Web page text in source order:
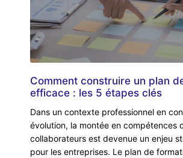
Comment construire un plan
efficace : les 5 étapes clés
Dans un contexte professionnel en
évolution, la montée en compétences
collaborateurs est devenue un enjeu
pour les entreprises. Le plan de